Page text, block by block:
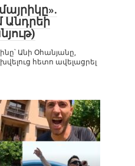
Անդրեի
Անի Օհանյանը,
հետո ավելացրել